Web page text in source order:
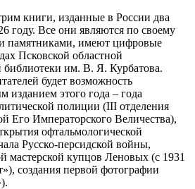
книги, изданные в России два
году. Все они являются по своему
памятниками, имеют цифровые
Псковской областной
библиотеки им. В. Я. Курбатова.
будет возможность
изданием этого года – года
полиции (III отделения
Его Императорского Величества),
офтальмологической
Русско-персидской войны,
мастерской купцов Леновых (с 1931
создания первой фотографии